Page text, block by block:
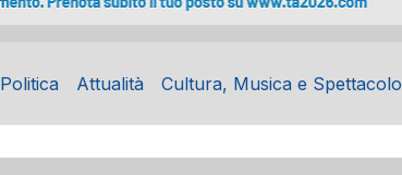
Politica Attualità Cultura, Musica e Spettacolo